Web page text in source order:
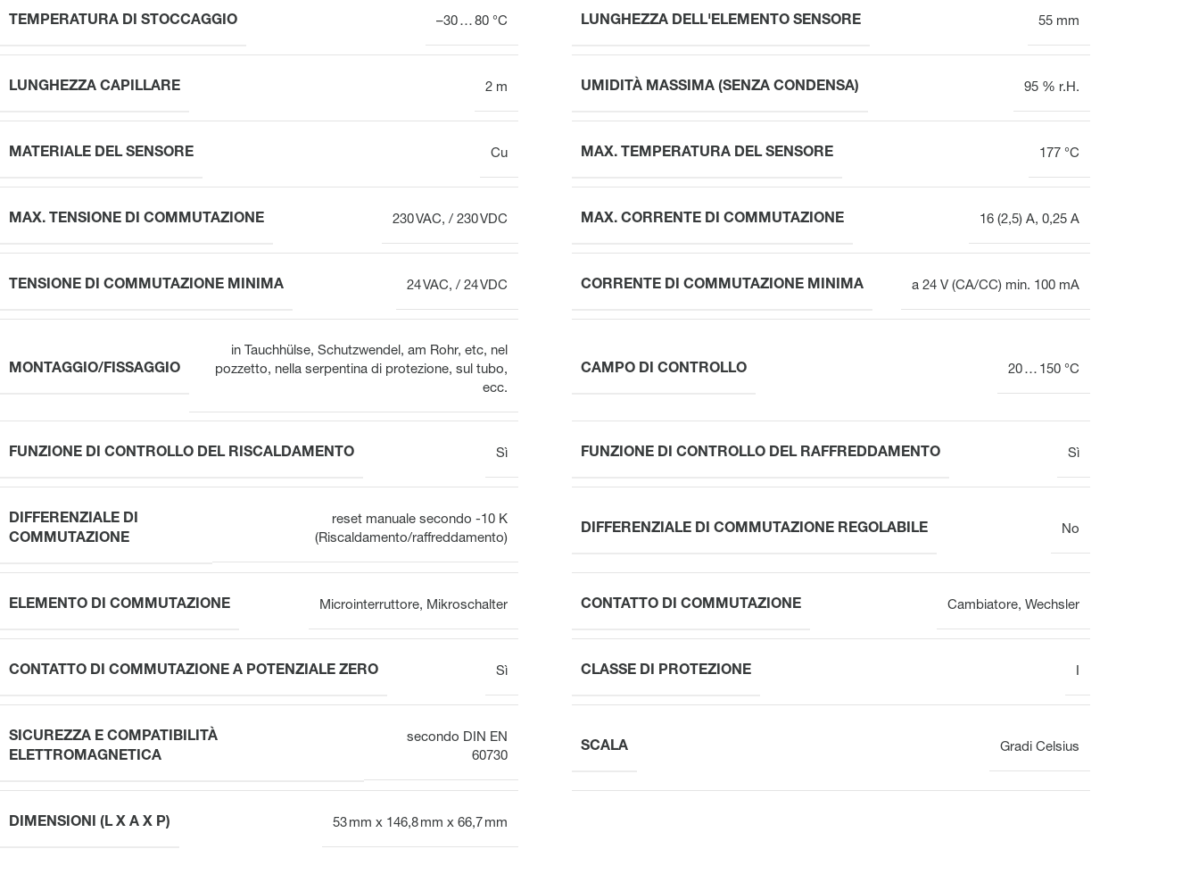
TEMPERATURA DI STOCCAGGIO –30 … 80 °C LUNGHEZZA DELL'ELEMENTO SENSORE 55 mm
LUNGHEZZA CAPILLARE 2 m UMIDITÀ MASSIMA (SENZA CONDENSA) 95 % r.H.
MATERIALE DEL SENSORE Cu MAX. TEMPERATURA DEL SENSORE 177 °C
MAX. TENSIONE DI COMMUTAZIONE 230 VAC, / 230 VDC MAX. CORRENTE DI COMMUTAZIONE 16 (2,5) A, 0,25 A
TENSIONE DI COMMUTAZIONE MINIMA 24 VAC, / 24 VDC CORRENTE DI COMMUTAZIONE MINIMA a 24 V (CA/CC) min. 100 mA
MONTAGGIO/FISSAGGIO
in Tauchhülse, Schutzwendel, am Rohr, etc, nel
pozzetto, nella serpentina di protezione, sul tubo,
ecc.
CAMPO DI CONTROLLO 20 … 150 °C
FUNZIONE DI CONTROLLO DEL RISCALDAMENTO Sì FUNZIONE DI CONTROLLO DEL RAFFREDDAMENTO Sì
DIFFERENZIALE DI
COMMUTAZIONE
reset manuale secondo -10 K
(Riscaldamento/raffreddamento)
DIFFERENZIALE DI COMMUTAZIONE REGOLABILE No
ELEMENTO DI COMMUTAZIONE Microinterruttore, Mikroschalter CONTATTO DI COMMUTAZIONE Cambiatore, Wechsler
CONTATTO DI COMMUTAZIONE A POTENZIALE ZERO Sì CLASSE DI PROTEZIONE
SICUREZZA E COMPATIBILITÀ
ELETTROMAGNETICA
secondo DIN EN
60730
SCALA Gradi Celsius
DIMENSIONI (L X A X P) 53 mm x 146,8 mm x 66,7 mm